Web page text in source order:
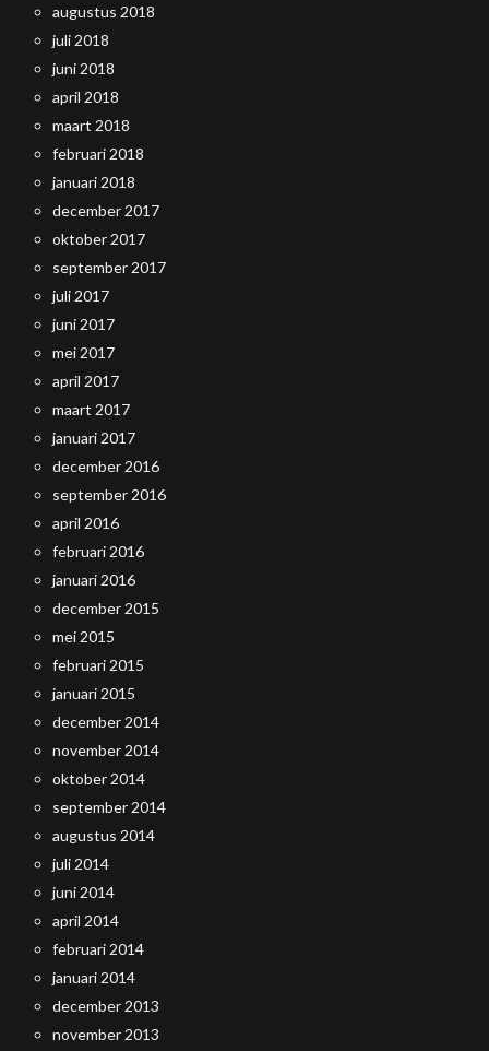
augustus 2018
juli 2018
juni 2018
april 2018
maart 2018
februari 2018
januari 2018
december 2017
oktober 2017
september 2017
juli 2017
juni 2017
mei 2017
april 2017
maart 2017
januari 2017
december 2016
september 2016
april 2016
februari 2016
januari 2016
december 2015
mei 2015
februari 2015
januari 2015
december 2014
november 2014
oktober 2014
september 2014
augustus 2014
juli 2014
juni 2014
april 2014
februari 2014
januari 2014
december 2013
november 2013